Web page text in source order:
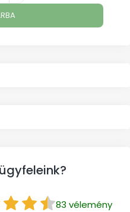
83 vélemény